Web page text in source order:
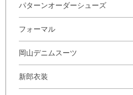
パターンオーダーシューズ
フォーマル
岡山デニムスーツ
新郎衣装